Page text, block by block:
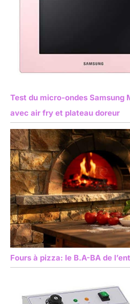
Test du micro-ondes Samsung
avec air fry et plateau doreur
Fours à pizza: le B.A-BA de